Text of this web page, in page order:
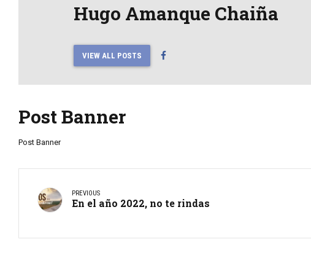
Hugo Amanque Chaiña
VIEW ALL POSTS
Post Banner
Post Banner
PREVIOUS
En el año 2022, no te rindas